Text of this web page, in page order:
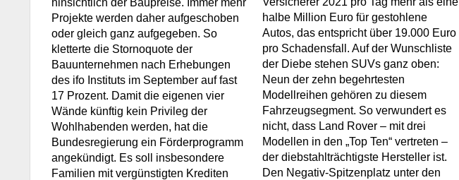
hinsichtlich der Baupreise. Immer mehr
Projekte werden daher aufgeschoben
oder gleich ganz aufgegeben. So
kletterte die Stornoquote der
Bauunternehmen nach Erhebungen
des ifo Instituts im September auf fast
17 Prozent. Damit die eigenen vier
Wände künftig kein Privileg der
Wohlhabenden werden, hat die
Bundesregierung ein Förderprogramm
angekündigt. Es soll insbesondere
Familien mit vergünstigten Krediten
halbe Million Euro für gestohlene
Autos, das entspricht über 19.000 Euro
pro Schadensfall. Auf der Wunschliste
der Diebe stehen SUVs ganz oben:
Neun der zehn begehrtesten
Modellreihen gehören zu diesem
Fahrzeugsegment. So verwundert es
nicht, dass Land Rover – mit drei
Modellen in den „Top Ten“ vertreten –
der diebstahlträchtigste Hersteller ist.
Den Negativ-Spitzenplatz unter den